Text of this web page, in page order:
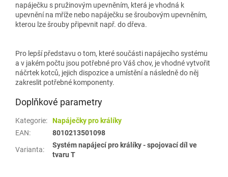
napáječku s pružinovým upevněním, která je vhodná k
upevnění na mříže nebo napáječku se šroubovým upevněním,
kterou lze šrouby připevnit např. do dřeva.
Pro lepší představu o tom, které součásti napájecího systému
a v jakém počtu jsou potřebné pro Váš chov, je vhodné vytvořit
náčrtek kotců, jejich dispozice a umístění a následně do něj
zakreslit potřebné komponenty.
Doplňkové parametry
Kategorie:
Napáječky pro králíky
EAN: 8010213501098
Varianta:
Systém napájecí pro králíky - spojovací díl ve
tvaru T